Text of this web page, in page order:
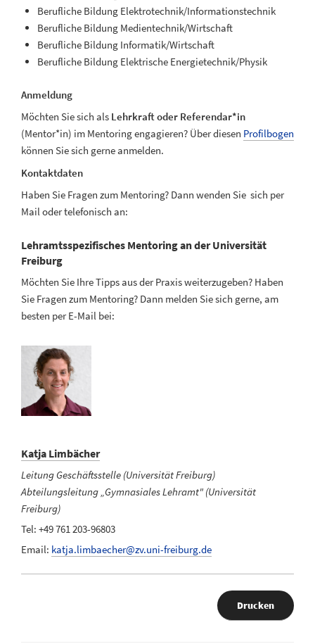
Berufliche Bildung Elektrotechnik/Informationstechnik
Berufliche Bildung Medientechnik/Wirtschaft
Berufliche Bildung Informatik/Wirtschaft
Berufliche Bildung Elektrische Energietechnik/Physik
Anmeldung
Möchten Sie sich als Lehrkraft oder Referendar*in
(Mentor*in) im Mentoring engagieren? Über diesen Profilbogen
können Sie sich gerne anmelden.
Kontaktdaten
Haben Sie Fragen zum Mentoring? Dann wenden Sie sich per
Mail oder telefonisch an:
Lehramtsspezifisches Mentoring an der Universität
Freiburg
Möchten Sie Ihre Tipps aus der Praxis weiterzugeben? Haben
Sie Fragen zum Mentoring? Dann melden Sie sich gerne, am
besten per E-Mail bei:
Katja Limbächer
Leitung Geschäftsstelle (Universität Freiburg)
Abteilungsleitung „Gymnasiales Lehramt" (Universität
Freiburg)
Tel: +49 761 203-96803
Email: katja.limbaecher@zv.uni-freiburg.de
Drucken